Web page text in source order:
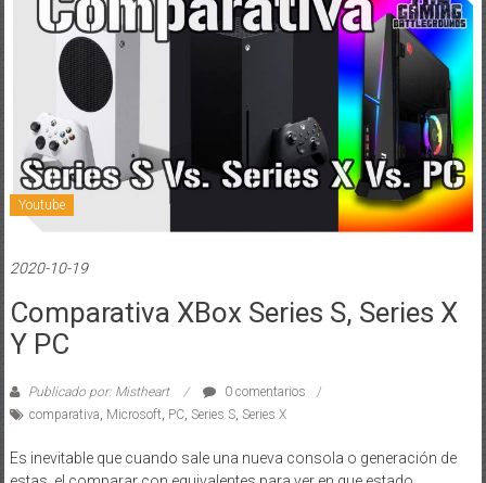
Youtube
2020-10-19
Comparativa XBox Series S, Series X
Y PC
Publicado por: Mistheart
0 comentarios
comparativa, Microsoft, PC, Series S, Series X
Es inevitable que cuando sale una nueva consola o generación de